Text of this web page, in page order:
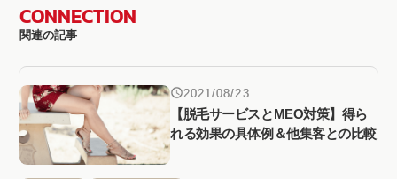
CONNECTION
関連の記事
2021/08/23
【脱毛サービスとMEO対策】得ら
れる効果の具体例＆他集客との比較